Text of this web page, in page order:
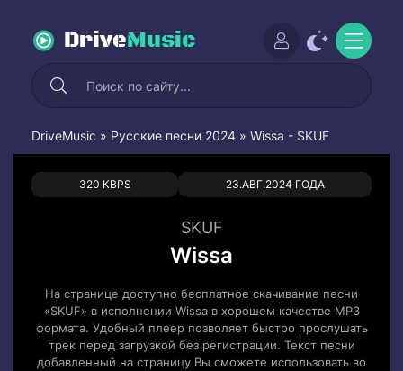
DriveMusic
DriveMusic » Русские песни 2024 » Wissa - SKUF
320 KBPS 23.АВГ.2024 ГОДА
0 0
SKUF
Wissa
На странице доступно бесплатное скачивание песни
«SKUF» в исполнении Wissa в хорошем качестве MP3
формата. Удобный плеер позволяет быстро прослушать
трек перед загрузкой без регистрации. Текст песни
добавленный на страницу Вы сможете использовать во